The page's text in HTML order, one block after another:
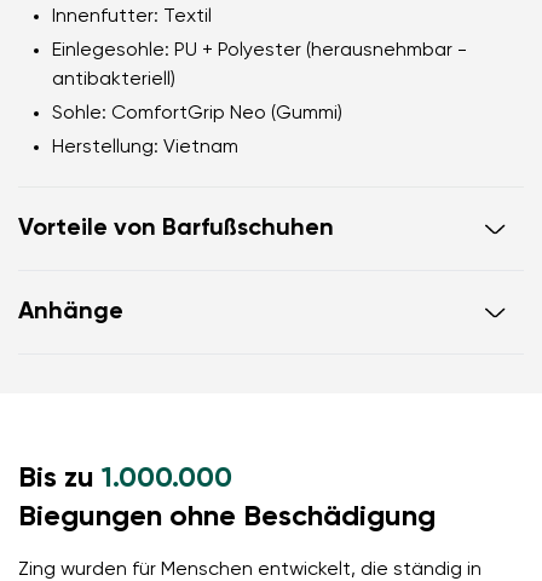
Innenfutter: Textil
Einlegesohle: PU + Polyester (herausnehmbar -
antibakteriell)
Sohle: ComfortGrip Neo (Gummi)
Herstellung: Vietnam
Vorteile von Barfußschuhen
Zero Drop: Fersen- und Zehenbündigkeit für eine
Anhänge
Bis zu 1.000.000
Biegungen ohne Beschädigung
Zing wurden für Menschen entwickelt, die ständig in